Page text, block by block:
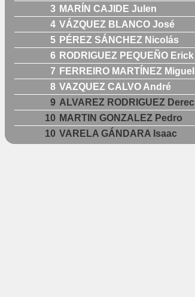
3 MARÍN CAJIDE Julen
4 VÁZQUEZ BLANCO José
5 PÉREZ SÁNCHEZ Nicolás
6 RODRIGUEZ PEQUEÑO Erick
7 FERREIRO MARTÍNEZ Miguel
8 VAZQUEZ CALVO André
9 ALVAREZ RODRIGUEZ Derec
10 MARTIN GONZALEZ Pedro
10 VARELA GÁNDARA Isaac